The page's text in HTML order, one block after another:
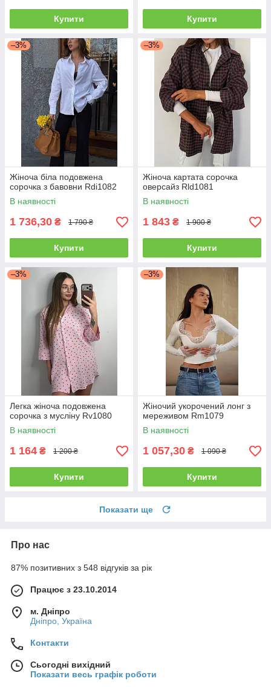
Купити Купити
–3%
Жіноча біла подовжена
сорочка з бавовни Rdi1082
В наявності
1 736,30 ₴ 1 790 ₴
Купити
–3%
Жіноча картата сорочка
оверсайз Rld1081
В наявності
1 843 ₴ 1 900 ₴
Купити
–3%
Легка жіноча подовжена
сорочка з мусліну Rv1080
В наявності
1 164 ₴ 1 200 ₴
Купити
–3%
Жіночий укорочений лонг з
мереживом Rm1079
В наявності
1 057,30 ₴ 1 090 ₴
Купити
Показати ще
Про нас
87% позитивних з 548 відгуків за рік
Працює з 23.10.2014
м. Дніпро
Дніпро, Україна
Контакти
Сьогодні вихідний
Показати весь графік роботи